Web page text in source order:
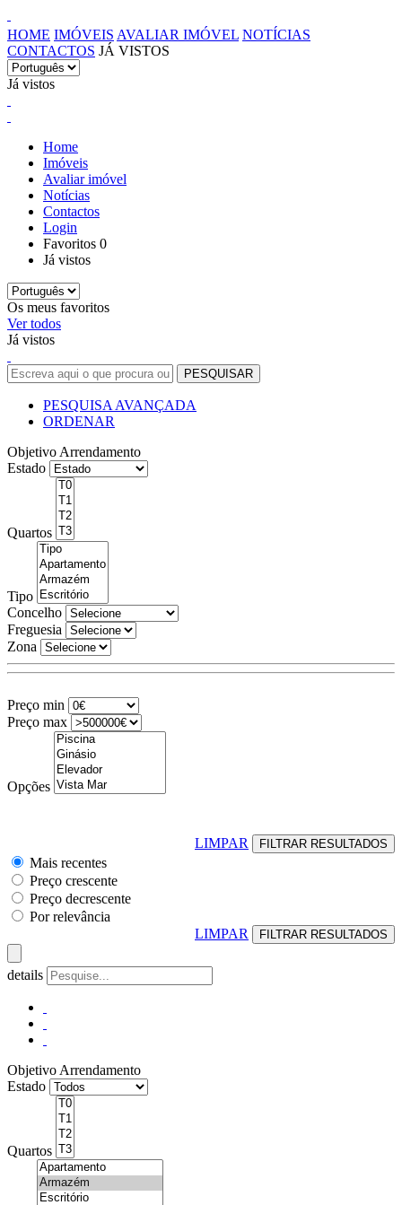
HOME IMÓVEIS AVALIAR IMÓVEL NOTÍCIAS
CONTACTOS JÁ VISTOS
Já vistos
Home
Imóveis
Avaliar imóvel
Notícias
Contactos
Login
Favoritos 0
Já vistos
Os meus favoritos
Ver todos
Já vistos
PESQUISA AVANÇADA
ORDENAR
Objetivo Arrendamento
Estado
Quartos
Tipo
Concelho
Freguesia
Zona
Preço min
Preço max
Opções
LIMPAR
Mais recentes
Preço crescente
Preço decrescente
Por relevância
LIMPAR
details
Objetivo Arrendamento
Estado
Quartos